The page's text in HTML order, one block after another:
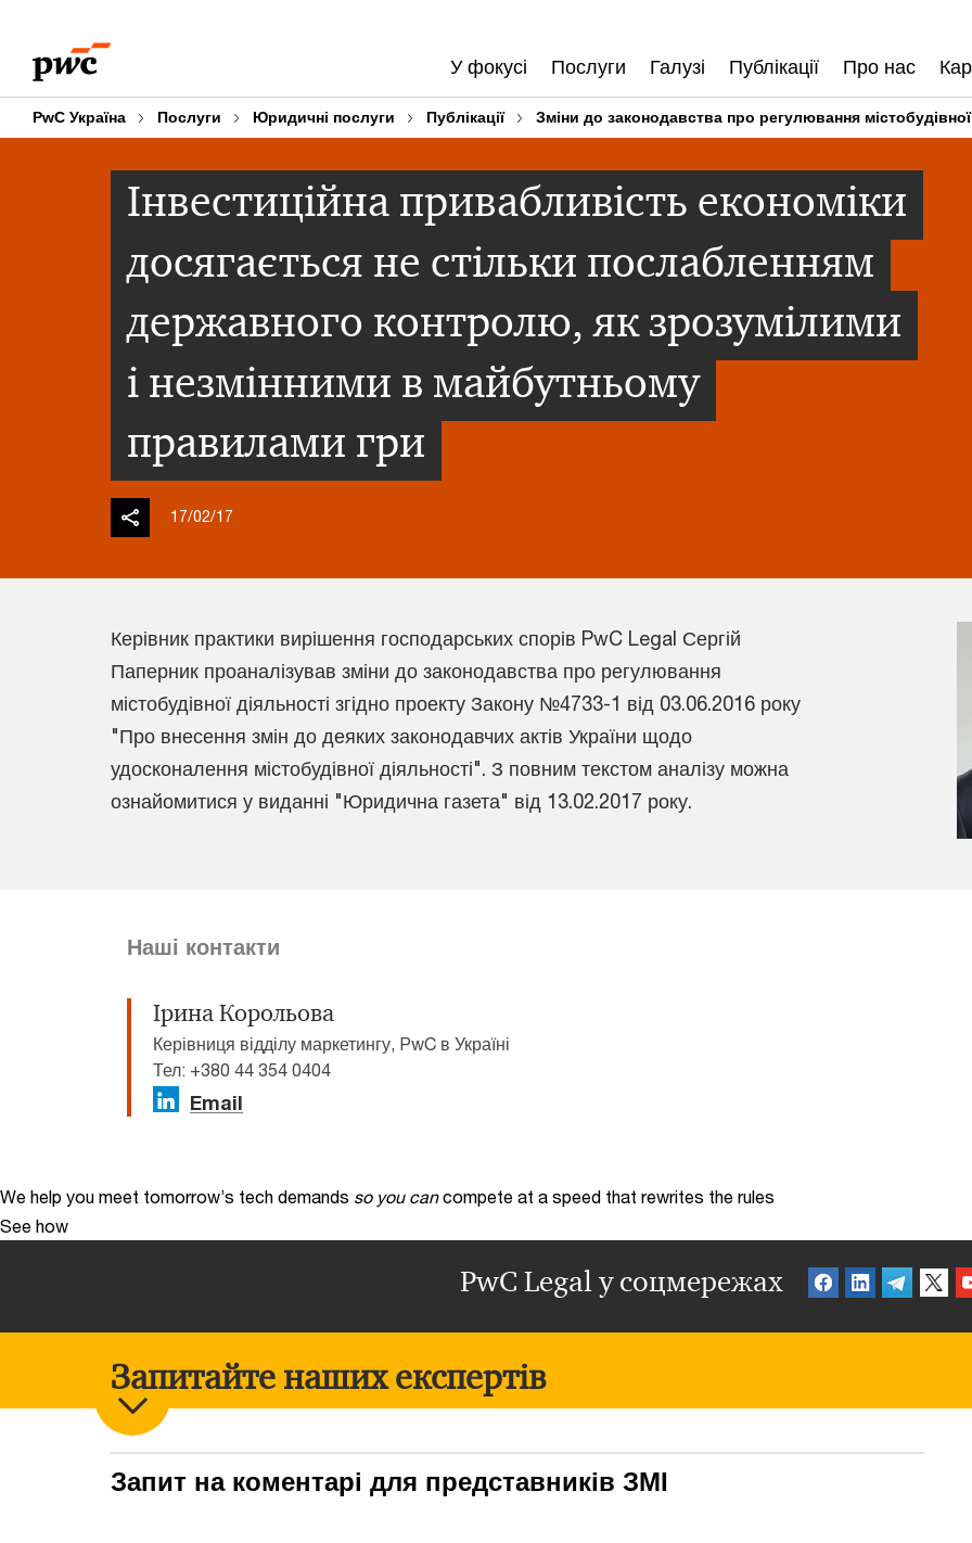
content
footer
У фокусі Послуги Галузі Публікації Про нас
PwC Україна Послуги Юридичні послуги Публікації Зміни до законодавства про регулювання містобудівної
Інвестиційна привабливість економіки
досягається не стільки послабленням
державного контролю, як зрозумілими
і незмінними в майбутньому
правилами гри
17/02/17
Керівник практики вирішення господарських спорів PwC Legal Сергій
Паперник проаналізував зміни до законодавства про регулювання
містобудівної діяльності згідно проекту Закону №4733-1 від 03.06.2016 року
"Про внесення змін до деяких законодавчих актів України щодо
удосконалення містобудівної діяльності". З повним текстом аналізу можна
ознайомитися у виданні "Юридична газета" від 13.02.2017 року.
Наші контакти
Ірина Корольова
Керівниця відділу маркетингу, PwC в Україні
Тел: +380 44 354 0404
Email
We help you meet tomorrow’s tech demands so you can compete at a speed that rewrites the rules
See how
PwC Legal у соцмережах
Запитайте наших експертів
Запит на коментарі для представників ЗМІ